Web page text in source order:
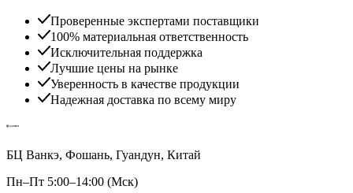
Проверенные экспертами поставщики
100% материальная ответственность
Исключительная поддержка
Лучшие цены на рынке
Уверенность в качестве продукции
Надежная доставка по всему миру
БЦ Ванкэ, Фошань, Гуандун, Китай
Пн–Пт 5:00–14:00 (Мск)